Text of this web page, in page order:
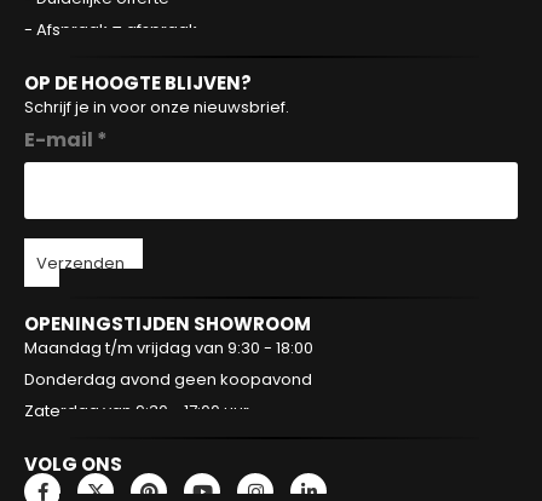
- Afspraak = afspraak
OP DE HOOGTE BLIJVEN?
Schrijf je in voor onze nieuwsbrief.
E-mail *
Verzenden
OPENINGSTIJDEN SHOWROOM
Maandag t/m vrijdag van 9:30 - 18:00
Donderdag avond geen koopavond
Zaterdag van 9:30 - 17:00 uur
VOLG ONS